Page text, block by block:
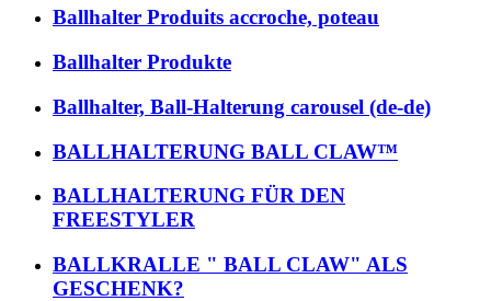
Ballhalter Produits accroche, poteau
Ballhalter Produkte
Ballhalter, Ball-Halterung carousel (de-de)
BALLHALTERUNG BALL CLAW™
BALLHALTERUNG FÜR DEN
FREESTYLER
BALLKRALLE " BALL CLAW" ALS
GESCHENK?